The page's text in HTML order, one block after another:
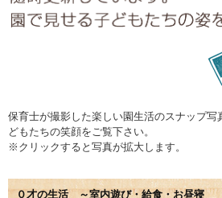
保育士が撮影した楽しい園生活のスナップ写
どもたちの笑顔をご覧下さい。
※クリックすると写真が拡大します。
０才の生活 ～室内遊び・給食・お昼寝
オリジナ
年間行事
お知らせ